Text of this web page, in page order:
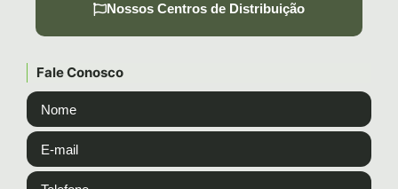
Nossos Centros de Distribuição
Fale Conosco